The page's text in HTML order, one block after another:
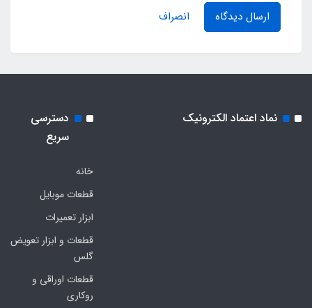
ارسال دیدگاه انصراف
نماد اعتماد الکترونیک
دسترسی
سریع
خانه
قطعات موبایل
ابزار تعمیرات
قطعات و ابزار تعویض
گلس
قطعات اوراقی و
روکاری